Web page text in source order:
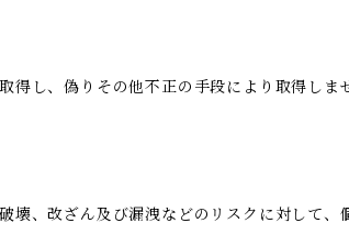
得し、偽りその他不正の手段により取得しま
壊、改ざん及び漏洩などのリスクに対して